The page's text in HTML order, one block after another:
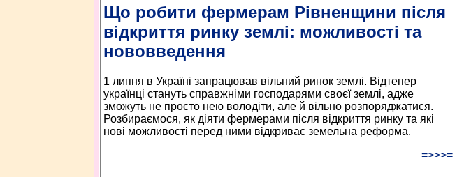
Що робити фермерам Рівненщини після
відкриття ринку землі: можливості та
нововведення
1 липня в Україні запрацював вільний ринок землі. Відтепер
українці стануть справжніми господарями своєї землі, адже
зможуть не просто нею володіти, але й вільно розпоряджатися.
Розбираємося, як діяти фермерами після відкриття ринку та які
нові можливості перед ними відкриває земельна реформа.
=>>>=